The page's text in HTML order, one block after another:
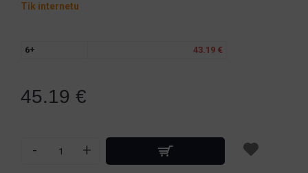
Tik internetu
6+ 43.19 €
45.19 €
- +